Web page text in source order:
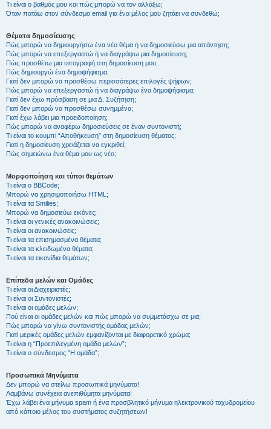
Τι είναι ο βαθμός μου και πώς μπορώ να τον αλλάξω;
Όταν πατάω στον σύνδεσμο email για ένα μέλος μου ζητάει να συνδεθώ;
Θέματα δημοσίευσης
Πώς μπορώ να δημιουργήσω ένα νέο θέμα ή να δημοσιεύσω μια απάντηση;
Πώς μπορώ να επεξεργαστώ ή να διαγράψω μια δημοσίευση;
Πώς προσθέτω μια υπογραφή στη δημοσίευση μου;
Πώς δημιουργώ ένα δημοψήφισμα;
Γιατί δεν μπορώ να προσθέσω περισσότερες επιλογές ψήφων;
Πώς μπορώ να επεξεργαστώ ή να διαγράψω ένα δημοψήφισμα;
Γιατί δεν έχω πρόσβαση σε μια Δ. Συζήτηση;
Γιατί δεν μπορώ να προσθέσω συνημμένα;
Γιατί έχω λάβει μια προειδοποίηση;
Πώς μπορώ να αναφέρω δημοσιεύσεις σε έναν συντονιστή;
Τι είναι το κουμπί “Αποθήκευση” στη δημοσίευση θέματος;
Γιατί η δημοσίευση χρειάζεται να εγκριθεί;
Πώς σημειώνω ένα θέμα μου ως νέο;
Μορφοποίηση και τύποι θεμάτων
Τι είναι ο BBCode;
Μπορώ να χρησιμοποιήσω HTML;
Τι είναι τα Smilies;
Μπορώ να δημοσιεύω εικόνες;
Τι είναι οι γενικές ανακοινώσεις;
Τι είναι οι ανακοινώσεις;
Τι είναι τα επισημασμένα θέματα;
Τι είναι τα κλειδωμένα θέματα;
Τι είναι τα εικονίδια θεμάτων;
Επίπεδα μελών και Ομάδες
Τι είναι οι Διαχειριστές;
Τι είναι οι Συντονιστές;
Τι είναι οι ομάδες μελών;
Πού είναι οι ομάδες μελών και πώς μπορώ να συμμετάσχω σε μια;
Πώς μπορώ να γίνω συντονιστής ομάδας μελών;
Γιατί μερικές ομάδες μελών εμφανίζονται με διαφορετικό χρώμα;
Τι είναι η “Προεπιλεγμένη ομάδα μελών”;
Τι είναι ο σύνδεσμος "Η ομάδα”;
Προσωπικά Μηνύματα
Δεν μπορώ να στείλω προσωπικά μηνύματα!
Λαμβάνω συνέχεια ανεπιθύμητα μηνύματα!
Έχω λάβει ένα μήνυμα spam ή ένα προσβλητικό μήνυμα ηλεκτρονικού ταχυδρομείου
από κάποιο μέλος του συστήματος συζητήσεων!